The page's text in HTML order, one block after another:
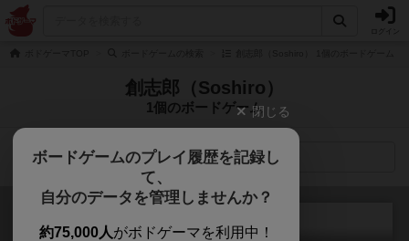
創志郎（Soshiro）
1個のボードゲーム
検索メニュー
閉じる
ボードゲームのプレイ履歴を記録し
て、
自分のデータを管理しませんか？
約75,000人がボドゲーマを利用中！